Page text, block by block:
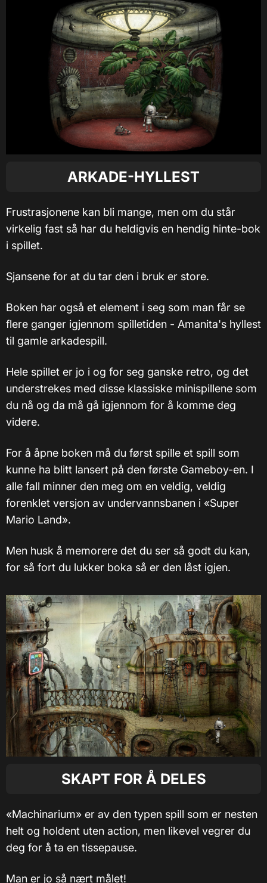
ARKADE-HYLLEST
Frustrasjonene kan bli mange, men om du står
virkelig fast så har du heldigvis en hendig hinte-bok
i spillet.
Sjansene for at du tar den i bruk er store.
Boken har også et element i seg som man får se
flere ganger igjennom spilletiden - Amanita's hyllest
til gamle arkadespill.
Hele spillet er jo i og for seg ganske retro, og det
understrekes med disse klassiske minispillene som
du nå og da må gå igjennom for å komme deg
videre.
For å åpne boken må du først spille et spill som
kunne ha blitt lansert på den første Gameboy-en. I
alle fall minner den meg om en veldig, veldig
forenklet versjon av undervannsbanen i «Super
Mario Land».
Men husk å memorere det du ser så godt du kan,
for så fort du lukker boka så er den låst igjen.
SKAPT FOR Å DELES
«Machinarium» er av den typen spill som er nesten
helt og holdent uten action, men likevel vegrer du
deg for å ta en tissepause.
Man er jo så nært målet!